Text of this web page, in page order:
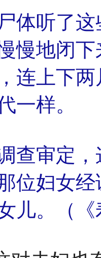
听了这
慢地闭
连上下
一样。
审定，
位妇女
儿。（